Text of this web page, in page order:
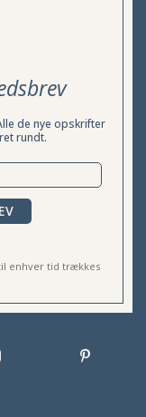
de nye opskrifter
rundt.
enhver tid trækkes